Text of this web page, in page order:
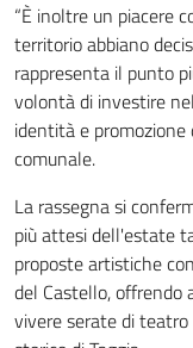
“È inoltre un piacere
territorio abbiano
rappresenta il punto
volontà di investire
identità e promozione
comunale.
La rassegna si
più attesi dell'estate
proposte artistiche
del Castello,
vivere serate di